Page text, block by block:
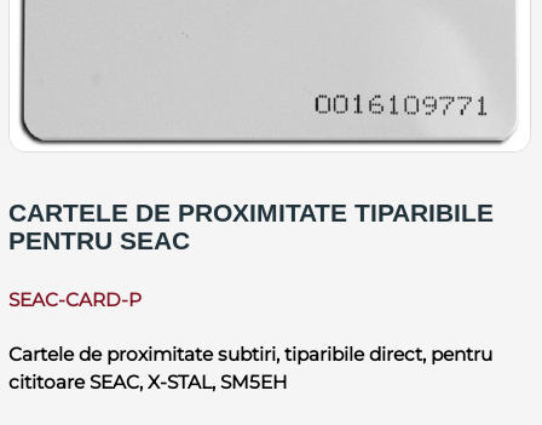
CARTELE DE PROXIMITATE TIPARIBILE
PENTRU SEAC
SEAC-CARD-P
Cartele de proximitate subtiri, tiparibile direct, pentru
cititoare SEAC, X-STAL, SM5EH